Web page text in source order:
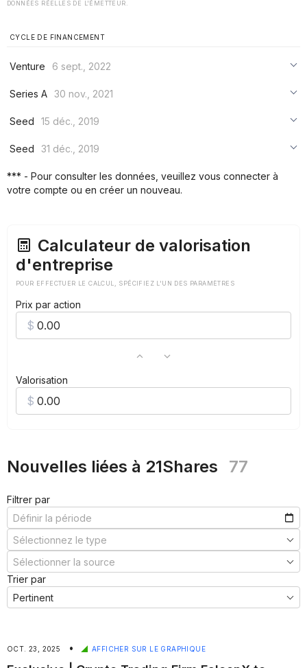
DONNÉES RÉELLES DE L'ÉMETTEUR.
CYCLE DE FINANCEMENT
Venture
6 sept., 2022
***
Series A 30 nov., 2021
***
Seed
15 déc., 2019
***
Seed
31 déc., 2019
*** - Pour consulter les données, veuillez vous connecter à
votre compte ou en créer un nouveau.
Calculateur de valorisation
d'entreprise
POUR EFFECTUER LE CALCUL, SPÉCIFIEZ L'UN DES PARAMÈTRES
Prix par action
Valorisation
Nouvelles liées à 21Shares 77
Filtrer par
Trier par
OCT. 23, 2025 • AFFICHER SUR LE GRAPHIQUE